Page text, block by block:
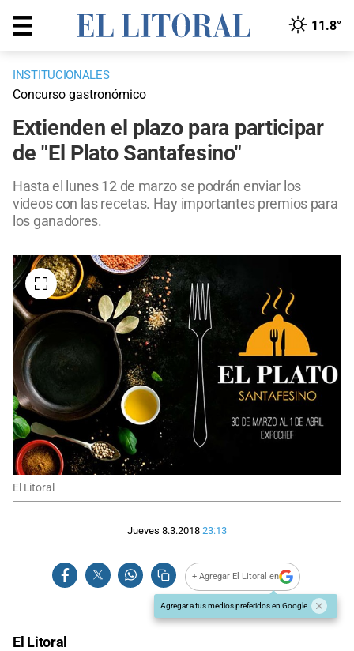
11.8°
INSTITUCIONALES
Concurso gastronómico
Extienden el plazo para participar
de "El Plato Santafesino"
Hasta el lunes 12 de marzo se podrán enviar los
videos con las recetas. Hay importantes premios para
los ganadores.
El Litoral
Jueves 8.3.2018 23:13
+ Agregar El Litoral en
Agregar a tus medios preferidos en Google
El Litoral